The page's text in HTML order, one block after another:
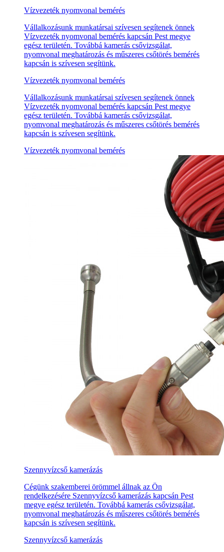
Vízvezeték nyomvonal bemérés
Vállalkozásunk munkatársai szívesen segítenek önnek
Vízvezeték nyomvonal bemérés kapcsán Pest megye
egész területén. Továbbá kamerás csővizsgálat,
nyomvonal meghatározás és műszeres csőtörés bemérés
kapcsán is szívesen segítünk.
Vízvezeték nyomvonal bemérés
Vállalkozásunk munkatársai szívesen segítenek önnek
Vízvezeték nyomvonal bemérés kapcsán Pest megye
egész területén. Továbbá kamerás csővizsgálat,
nyomvonal meghatározás és műszeres csőtörés bemérés
kapcsán is szívesen segítünk.
Vízvezeték nyomvonal bemérés
Szennyvízcső kamerázás
Cégünk szakemberei örömmel állnak az Ön
rendelkezésére Szennyvízcső kamerázás kapcsán Pest
megye egész területén. Továbbá kamerás csővizsgálat,
nyomvonal meghatározás és műszeres csőtörés bemérés
kapcsán is szívesen segítünk.
Szennyvízcső kamerázás